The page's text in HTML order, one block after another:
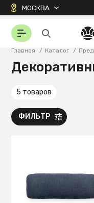
МОСКВА
Главная / Каталог /
5 товаров
ФИЛЬТР